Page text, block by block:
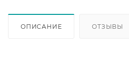
ОПИСАНИЕ ОТЗЫВЫ